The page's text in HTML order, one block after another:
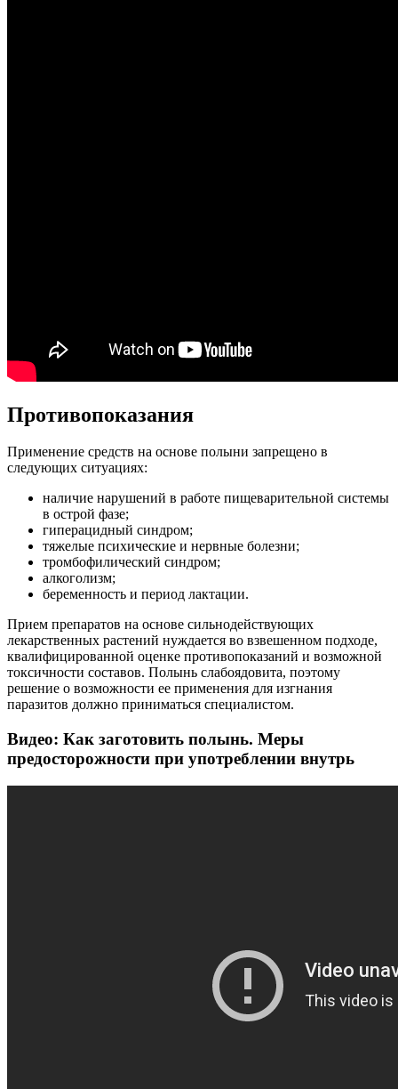
Противопоказания
Применение средств на основе полыни запрещено в
следующих ситуациях:
наличие нарушений в работе пищеварительной системы
в острой фазе;
гиперацидный синдром;
тяжелые психические и нервные болезни;
тромбофилический синдром;
алкоголизм;
беременность и период лактации.
Прием препаратов на основе сильнодействующих
лекарственных растений нуждается во взвешенном подходе,
квалифицированной оценке противопоказаний и возможной
токсичности составов. Полынь слабоядовита, поэтому
решение о возможности ее применения для изгнания
паразитов должно приниматься специалистом.
Видео: Как заготовить полынь. Меры
предосторожности при употреблении внутрь